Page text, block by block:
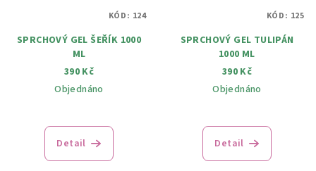
SPRCHOVÝ GEL ŠEŘÍK 1000
ML
390 Kč
Objednáno
Detail
KÓD: 124
SPRCHOVÝ GEL TULIPÁN
1000 ML
390 Kč
Objednáno
Detail
KÓD: 125